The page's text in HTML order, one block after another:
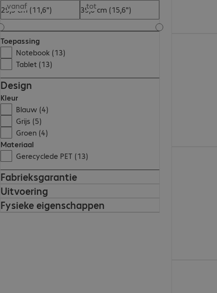
vanaf
tot
Toepassing
Notebook (13)
Tablet (13)
Design
Kleur
Blauw (4)
Grijs (5)
Groen (4)
Materiaal
Gerecyclede PET (13)
Fabrieksgarantie
Uitvoering
Fysieke eigenschappen